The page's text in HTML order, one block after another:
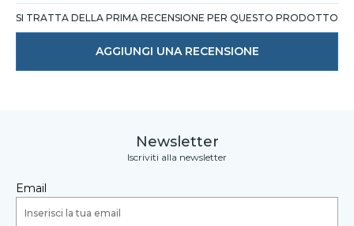
SI TRATTA DELLA PRIMA RECENSIONE PER QUESTO PRODOTTO
AGGIUNGI UNA RECENSIONE
Newsletter
Iscriviti alla newsletter
Email